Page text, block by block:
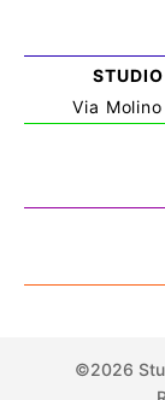
Via
©2026